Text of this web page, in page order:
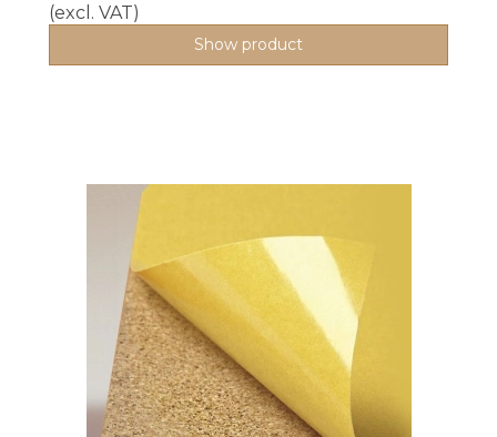
(excl. VAT)
Show product